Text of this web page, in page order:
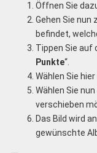
Öffnen Sie
Gehen Sie nun
befindet,
Tippen Sie auf
Punkte“.
Wählen Sie hier
Wählen Sie
verschieben
Das Bild wird
gewünschte